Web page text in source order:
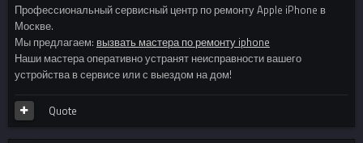
Профессиональный сервисный центр по ремонту Apple iPhone в
Москве.
Мы предлагаем: вызвать мастера по ремонту iphone
Наши мастера оперативно устранят неисправности вашего
устройства в сервисе или с выездом на дом!
Quote